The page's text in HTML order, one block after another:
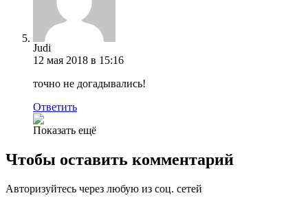
Judi
12 мая 2018 в 15:16
точно не догадывались!
Ответить
Показать ещё
Чтобы оставить комментарий
Авторизуйтесь через любую из соц. сетей